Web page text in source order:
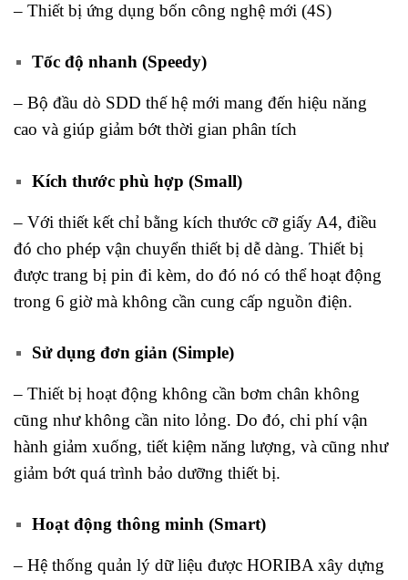
– Thiết bị ứng dụng bốn công nghệ mới (4S)
Tốc độ nhanh (Speedy)
– Bộ đầu dò SDD thế hệ mới mang đến hiệu năng
cao và giúp giảm bớt thời gian phân tích
Kích thước phù hợp (Small)
– Với thiết kết chỉ bằng kích thước cỡ giấy A4, điều
đó cho phép vận chuyển thiết bị dễ dàng. Thiết bị
được trang bị pin đi kèm, do đó nó có thể hoạt động
trong 6 giờ mà không cần cung cấp nguồn điện.
Sử dụng đơn giản (Simple)
– Thiết bị hoạt động không cần bơm chân không
cũng như không cần nito lỏng. Do đó, chi phí vận
hành giảm xuống, tiết kiệm năng lượng, và cũng như
giảm bớt quá trình bảo dưỡng thiết bị.
Hoạt động thông minh (Smart)
– Hệ thống quản lý dữ liệu được HORIBA xây dựng